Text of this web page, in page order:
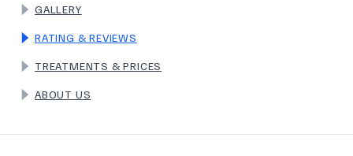
GALLERY
RATING & REVIEWS
TREATMENTS & PRICES
ABOUT US